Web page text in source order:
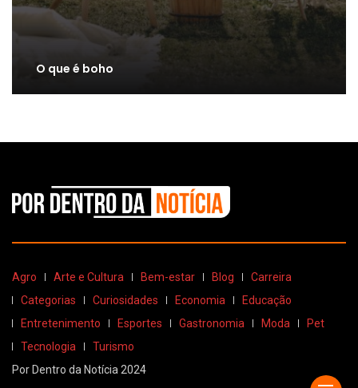
O que é boho
Agro Arte e Cultura Bem-estar Blog
Carreira
Categorias
Curiosidades Economia
Educação
Entretenimento
Esportes Gastronomia Moda
Pet
Tecnologia
Turismo
Por Dentro da Notícia 2024